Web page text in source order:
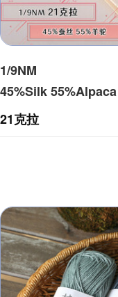
1/9NM
45%Silk 55%Alpaca
21克拉